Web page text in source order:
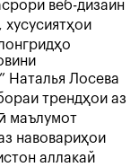
веб-дизайн
Наталья Лосева
трендҳои аз
маълумот
навовариҳои
аллакай